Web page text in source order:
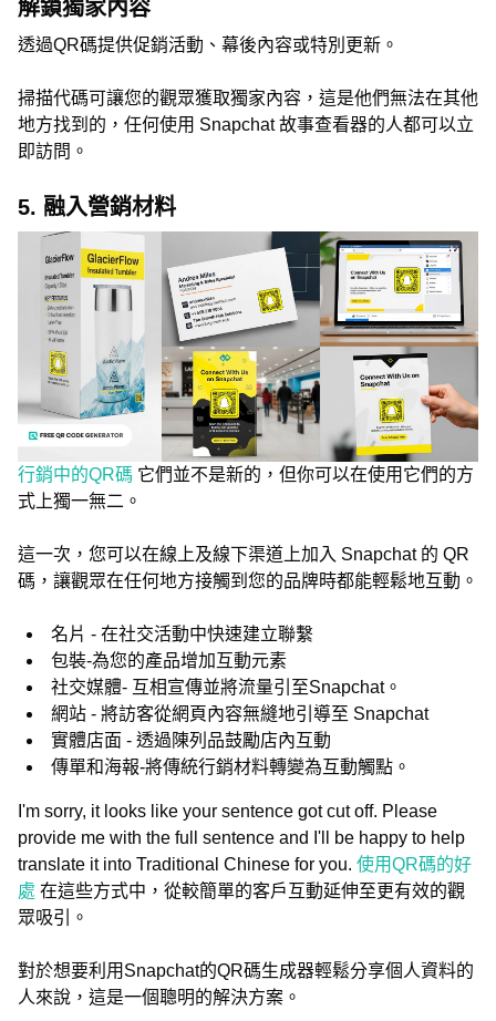
解鎖獨家內容
透過QR碼提供促銷活動、幕後內容或特別更新。
掃描代碼可讓您的觀眾獲取獨家內容，這是他們無法在其他
地方找到的，任何使用 Snapchat 故事查看器的人都可以立
即訪問。
5. 融入營銷材料
行銷中的QR碼 它們並不是新的，但你可以在使用它們的方
式上獨一無二。
這一次，您可以在線上及線下渠道上加入 Snapchat 的 QR
碼，讓觀眾在任何地方接觸到您的品牌時都能輕鬆地互動。
名片 - 在社交活動中快速建立聯繫
包裝-為您的產品增加互動元素
社交媒體- 互相宣傳並將流量引至Snapchat。
網站 - 將訪客從網頁內容無縫地引導至 Snapchat
實體店面 - 透過陳列品鼓勵店內互動
傳單和海報-將傳統行銷材料轉變為互動觸點。
I'm sorry, it looks like your sentence got cut off. Please
provide me with the full sentence and I'll be happy to help
translate it into Traditional Chinese for you. 使用QR碼的好
處 在這些方式中，從較簡單的客戶互動延伸至更有效的觀
眾吸引。
對於想要利用Snapchat的QR碼生成器輕鬆分享個人資料的
人來說，這是一個聰明的解決方案。